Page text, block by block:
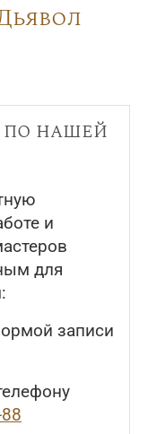
по нашей
и
для
записи